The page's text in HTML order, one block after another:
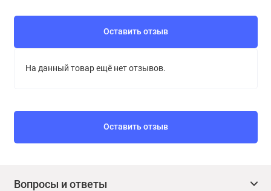
Оставить отзыв
На данный товар ещё нет отзывов.
Оставить отзыв
Вопросы и ответы